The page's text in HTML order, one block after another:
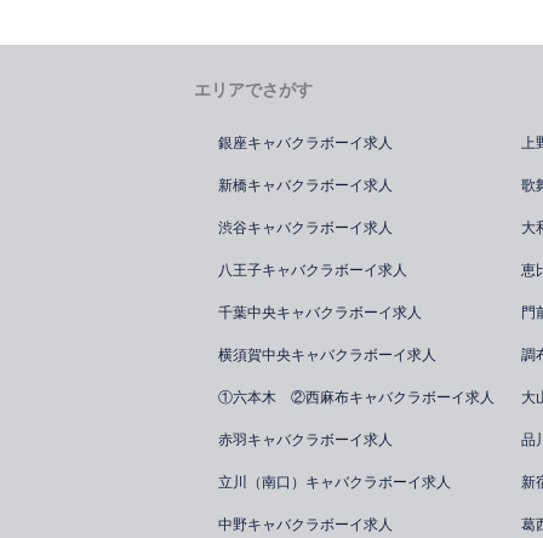
エリアでさがす
銀座キャバクラボーイ求人 上
新橋キャバクラボーイ求人 歌
渋谷キャバクラボーイ求人 大
八王子キャバクラボーイ求人 恵
千葉中央キャバクラボーイ求人 門
横須賀中央キャバクラボーイ求人 調
①六本木 ②西麻布キャバクラボーイ求人 大
赤羽キャバクラボーイ求人 品
立川（南口）キャバクラボーイ求人 新
中野キャバクラボーイ求人 葛